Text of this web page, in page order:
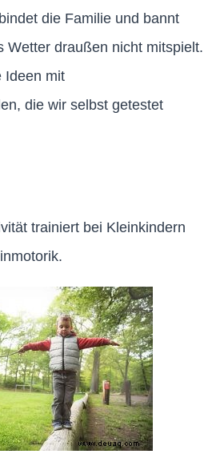
die Familie und bannt
Wetter draußen nicht mitspielt.
Ideen mit
die wir selbst getestet
trainiert bei Kleinkindern